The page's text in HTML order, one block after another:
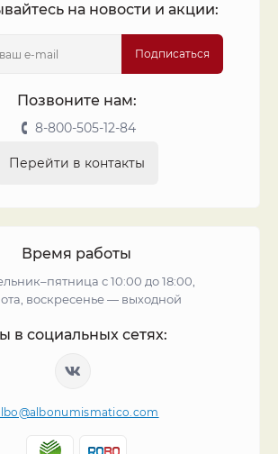
на новости и акции:
Подписаться
Позвоните нам:
8-800-505-12-84
Перейти в контакты
Время работы
с 10:00 до 18:00,
воскресенье — выходной
в социальных сетях: